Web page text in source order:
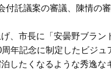
付託議案の審議、陳情の
、市長に「安曇野ブラ
年記念に制定したビジ
したくなるような秀逸